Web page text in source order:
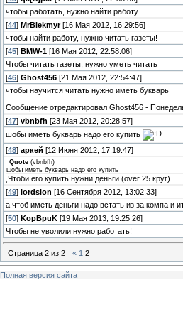
чтобы работать, нужно найти работу
[44] MrBlekmyr[16 Мая 2012, 16:29:56]
чтобы найти работу, нужно читать газеты!
[45] BMW-1 [16 Мая 2012, 22:58:06]
Чтобы читать газеты, нужно уметь читать
[46] Ghost456 [21 Мая 2012, 22:54:47]
чтобы научится читать нужно иметь букварь
Сообщение отредактировал Ghost456 -
[47] vbnbfh [23 Мая 2012, 20:28:57]
шобы иметь букварь надо его купить
[48] аркей [12 Июня 2012, 17:19:47]
Quote (vbnbfh)
шобы иметь букварь надо его купить
,Чтоби его купить нужни деньги (over 25 круг)
[49] lordsion [16 Сентября 2012, 13:02:33]
а чтоб иметь деньги надо встать из за компа и
[50] KopBpuK [19 Мая 2013, 19:25:26]
Чтобы не уволили нужно работать!
Страница 2 из 2 « 1 2
Полная версия сайта